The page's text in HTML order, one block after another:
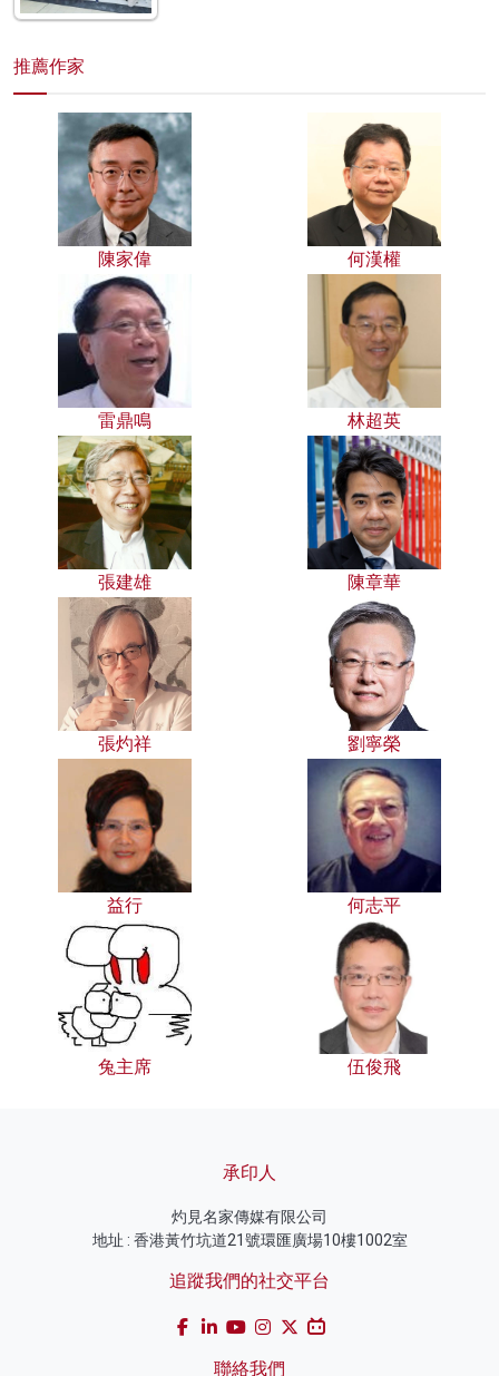
推薦作家
陳家偉 何漢權
雷鼎鳴 林超英
張建雄 陳章華
張灼祥 劉寧榮
益行 何志平
兔主席 伍俊飛
承印人
灼見名家傳媒有限公司
地址 : 香港黃竹坑道21號環匯廣場10樓1002室
追蹤我們的社交平台
聯絡我們